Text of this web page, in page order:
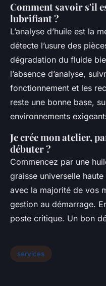
Comment savoir s'il
lubrifiant ?
L’analyse d’huile est la
détecte l’usure des
dégradation du fluide
l’absence d’analyse,
fonctionnement et les
reste une bonne base,
environnements
Je crée mon atelier,
débuter ?
Commencez par une
graisse universelle
avec la majorité de vos
gestion au démarrage.
poste critique. Un bon
services